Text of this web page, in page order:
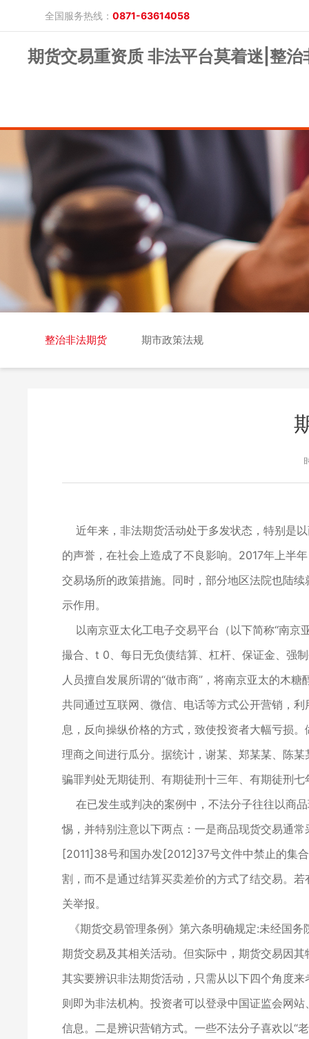
全国服务热线： 0871-63614058
期货交易重资质 非法平台莫着迷|整
发展历程
经营理念
公司服务
公司公告
业务公告
软件下载
手机版 电脑版
保证金公示
交易日历
期市政策法规
反洗钱专栏
反洗钱宣传 反洗钱法规 反洗钱案例
整治非法期货 期市政策法规
近年来，非法期货活动处于多发状态，特别是
的声誉，在社会上造成了不良影响。2017年上半
交易场所的政策措施。同时，部分地区法院也陆
示作用。
以南京亚太化工电子交易平台（以下简称“南京
撮合、t 0、每日无负债结算、杠杆、保证金、强
人员擅自发展所谓的“做市商”，将南京亚太的木
共同通过互联网、微信、电话等方式公开营销，
息，反向操纵价格的方式，致使投资者大幅亏损
理商之间进行瓜分。据统计，谢某、郑某某、陈
骗罪判处无期徒刑、有期徒刑十三年、有期徒刑
在已发生或判决的案例中，不法分子往往以商
惕，并特别注意以下两点：一是商品现货交易通
[2011]38号和国办发[2012]37号文件中禁止的集
割，而不是通过结算买卖差价的方式了结交易。
关举报。
《期货交易管理条例》第六条明确规定:未经国
期货交易及其相关活动。但实际中，期货交易因
其实要辨识非法期货活动，只需从以下四个角度
则即为非法机构。投资者可以登录中国证监会网
信息。二是辨识营销方式。一些不法分子喜欢以“